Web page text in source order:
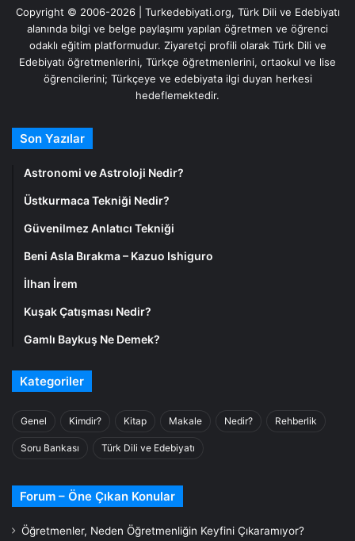
Copyright © 2006-2026 | Turkedebiyati.org, Türk Dili ve Edebiyatı
alanında bilgi ve belge paylaşımı yapılan öğretmen ve öğrenci
odaklı eğitim platformudur. Ziyaretçi profili olarak Türk Dili ve
Edebiyatı öğretmenlerini, Türkçe öğretmenlerini, ortaokul ve lise
öğrencilerini; Türkçeye ve edebiyata ilgi duyan herkesi
hedeflemektedir.
Son Yazılar
Astronomi ve Astroloji Nedir?
Üstkurmaca Tekniği Nedir?
Güvenilmez Anlatıcı Tekniği
Beni Asla Bırakma – Kazuo Ishiguro
İlhan İrem
Kuşak Çatışması Nedir?
Gamlı Baykuş Ne Demek?
Kategoriler
Genel Kimdir? Kitap Makale Nedir? Rehberlik
Soru Bankası Türk Dili ve Edebiyatı
Forum – Öne Çıkan Konular
Öğretmenler, Neden Öğretmenliğin Keyfini Çıkaramıyor?